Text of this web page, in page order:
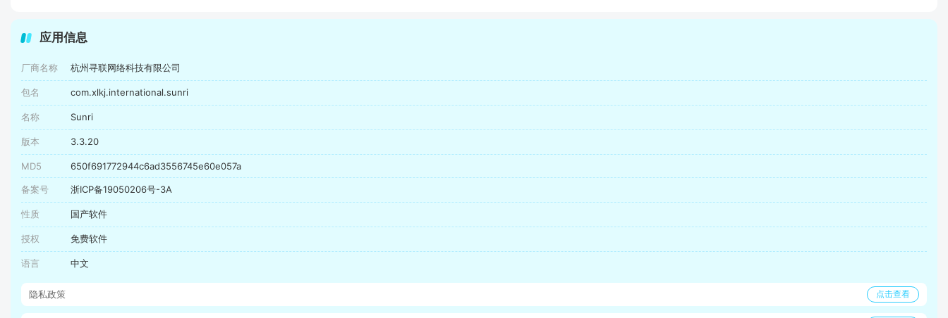
应用信息
厂商名称 杭州寻联网络科技有限公司
包名 com.xlkj.international.sunri
名称 Sunri
版本 3.3.20
MD5 650f691772944c6ad3556745e60e057a
备案号 浙ICP备19050206号-3A
性质 国产软件
授权 免费软件
语言 中文
隐私政策 点击查看